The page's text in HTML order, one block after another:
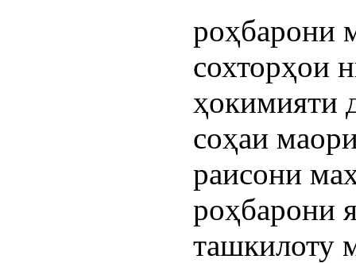
роҳбарони
сохторҳои
ҳокимияти
соҳаи
раисони
роҳбарони
ташкилоту